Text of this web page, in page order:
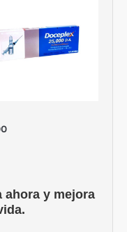
ahora y mejora